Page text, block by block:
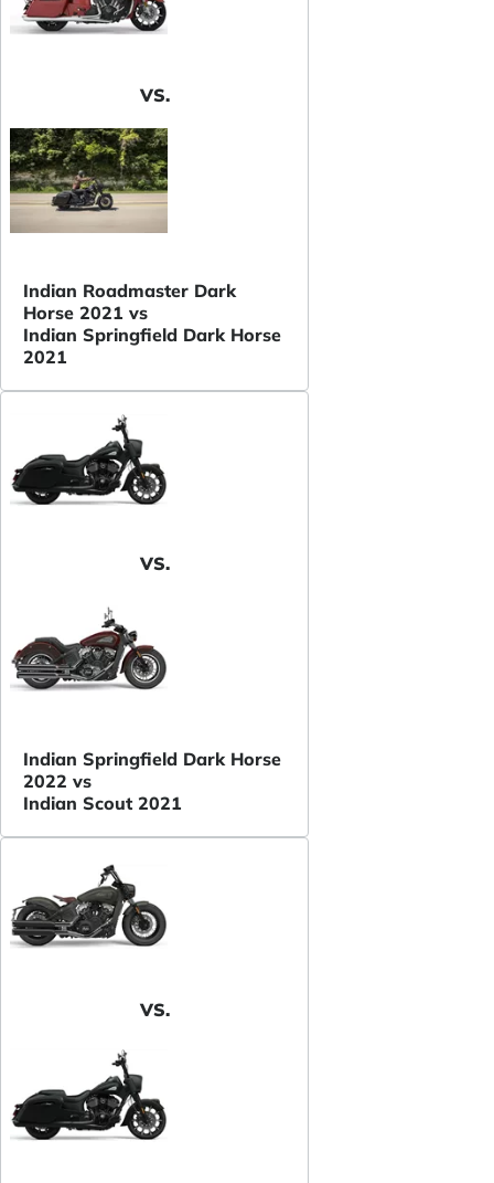
VS.
Indian Roadmaster Dark
Horse 2021 vs
Indian Springfield Dark Horse
2021
VS.
Indian Springfield Dark Horse
2022 vs
Indian Scout 2021
VS.